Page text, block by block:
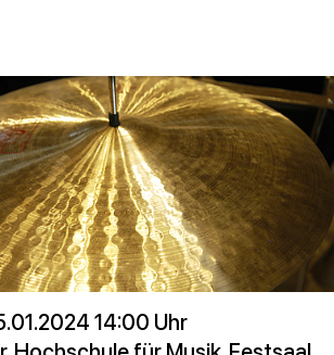
14:00 Uhr